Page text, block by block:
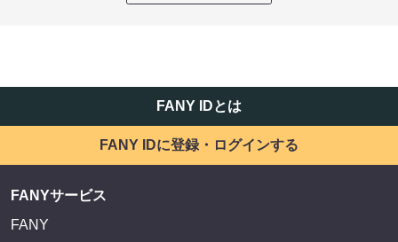
FANY IDとは
FANY IDに登録・ログインする
FANYサービス
FANY